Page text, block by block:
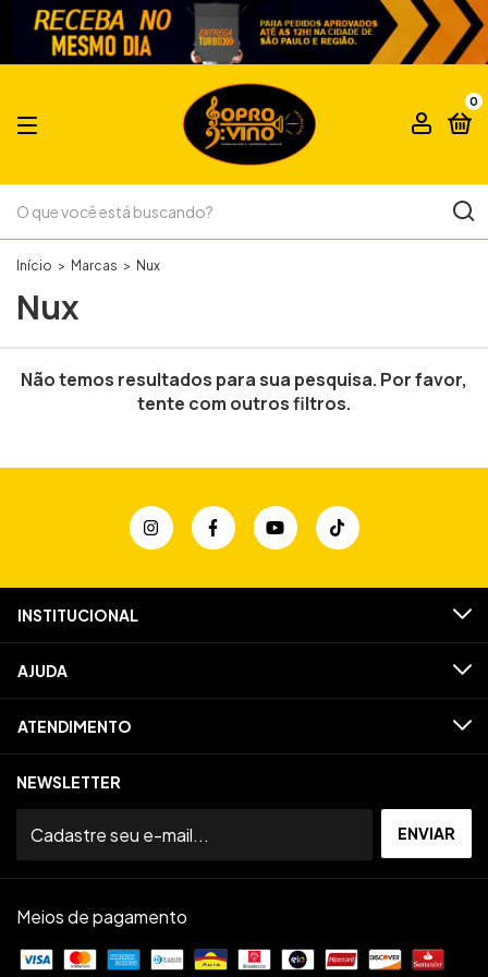
0
Início > Marcas > Nux
Nux
Não temos resultados para sua pesquisa. Por favor,
tente com outros filtros.
INSTITUCIONAL
AJUDA
ATENDIMENTO
NEWSLETTER
Meios de pagamento